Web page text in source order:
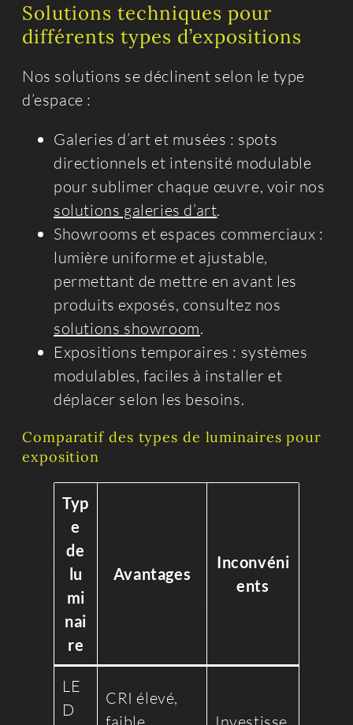
Solutions techniques pour
différents types d’expositions
Nos solutions se déclinent selon le type
d’espace :
Galeries d’art et musées : spots
directionnels et intensité modulable
pour sublimer chaque œuvre, voir nos
solutions galeries d’art.
Showrooms et espaces commerciaux :
lumière uniforme et ajustable,
permettant de mettre en avant les
produits exposés, consultez nos
solutions showroom.
Expositions temporaires : systèmes
modulables, faciles à installer et
déplacer selon les besoins.
Comparatif des types de luminaires pour
exposition
Typ
e
de
lu
mi
nai
re
Avantages
Inconvéni
ents
LE
D
CRI élevé,